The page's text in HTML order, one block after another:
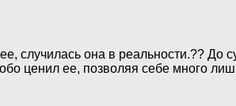
случилась она в реальности.?? До
ценил ее, позволяя себе много